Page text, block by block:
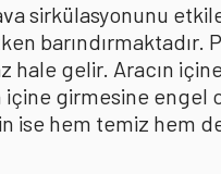
sirkülasyonunu
hale gelir. Aracın
içine girmesine
ise hem temiz hem